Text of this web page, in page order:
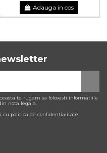
Adauga in cos
te rugam sa folosesti informatiile
nota legala.
politica de confidențialitate.